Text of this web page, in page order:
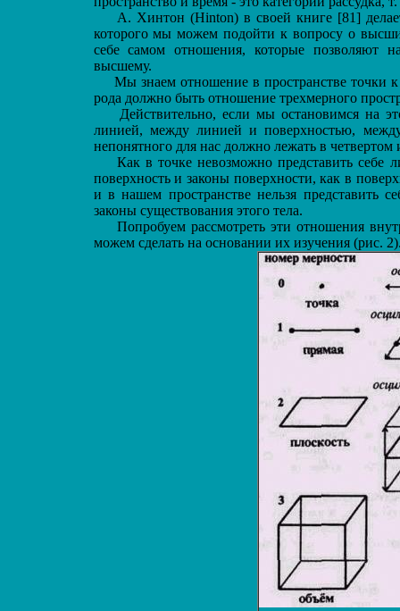
А. Хинтон (Hinton) в своей книге [81]
которого мы можем подойти к вопросу о
себе самом отношения, которые позволяют
высшему.
Мы знаем отношение в пространстве точки
рода должно быть отношение трехмерного
Действительно, если мы остановимся на
линией, между линией и поверхностью,
непонятного для нас должно лежать в четвертом
Как в точке невозможно представить себе
поверхность и законы поверхности, как в
и в нашем пространстве нельзя представить
законы существования этого тела.
Попробуем рассмотреть эти отношения
можем сделать на основании их изучения (рис.